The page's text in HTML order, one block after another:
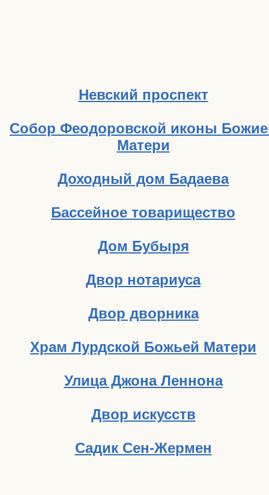
Невский проспект
Собор Феодоровской иконы
Матери
Доходный дом Бадаева
Бассейное товарищество
Дом Бубыря
Двор нотариуса
Двор дворника
Храм Лурдской Божьей Матери
Улица Джона Леннона
Двор искусств
Садик Сен-Жермен